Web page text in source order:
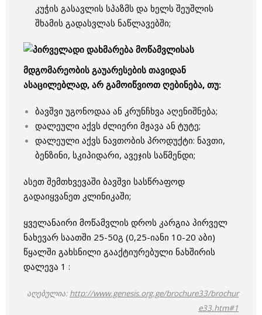
კუჭის გასავლის სპაზმს და ხელს შეუშლის
შხამის გადასვლას ნაწლავებში;
მდგომარეობის გაუარესების თავიდან
ასაცილებლად, არ გამოიწვიოთ ღებინება, თუ:
ბავშვი უგონოდაა ან კრუნჩხვა აღენიშნება;
დალეული აქვს ძლიერი მჟავა ან ტუტე;
დალეული აქვს ნავთობის პროდუქტი: ნავთი,
ბენზინი, სკიპიდარი, ავეჯის საწმენდი;
ასეთ შემთხვევაში ბავშვი სასწრაფოდ
გადაიყვანეთ კლინიკაში;
ყველანაირი მოწამვლის დროს კარგია პირველ
ნახევარ საათში 25-50გ (0,25-იანი 10-20 აბი)
წყალში გახსნილი გააქტიურებული ნახშირის
დალევა 1 :
აღებულია: http://www.genesis.org.ge/brochure33/brochur
e33.htm#1